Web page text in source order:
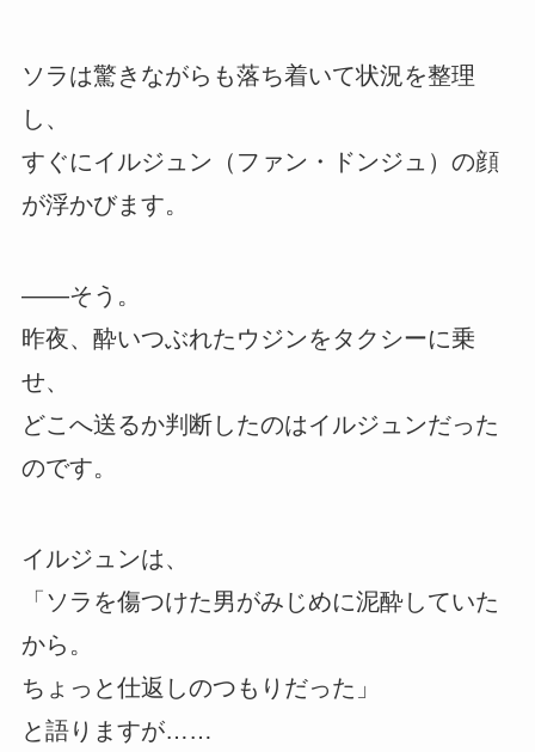
ソラは驚きながらも落ち着いて状況を整理
し、
すぐにイルジュン（ファン・ドンジュ）の顔
が浮かびます。
――そう。
昨夜、酔いつぶれたウジンをタクシーに乗
せ、
どこへ送るか判断したのはイルジュンだった
のです。
イルジュンは、
「ソラを傷つけた男がみじめに泥酔していた
から。
ちょっと仕返しのつもりだった」
と語りますが……